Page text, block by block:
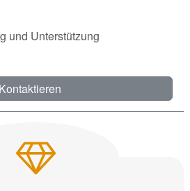
und Unterstützung
Kontaktieren